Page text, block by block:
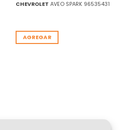
CHEVROLET AVEO SPARK 96535431
AGREGAR